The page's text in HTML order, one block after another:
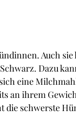
Auch sie
Dazu
eine
an ihrem
die schwerste